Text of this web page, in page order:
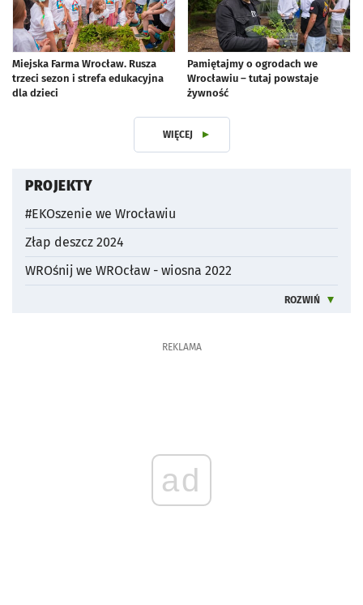
Miejska Farma Wrocław. Rusza
trzeci sezon i strefa edukacyjna
dla dzieci
Pamiętajmy o ogrodach we
Wrocławiu – tutaj powstaje
żywność
WIĘCEJ Z DZIAŁU ZIELEŃ I WODA
PROJEKTY
#EKOszenie we Wrocławiu
Złap deszcz 2024
WROśnij we WROcław - wiosna 2022
ROZWIŃ
REKLAMA
ad